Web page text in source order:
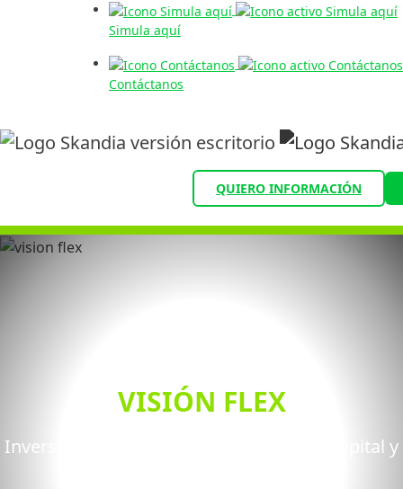
Simula aquí
Contáctanos
QUIERO INFORMACIÓN
VISIÓN FLEX
Inversión inteligente para aumentar tu capital y